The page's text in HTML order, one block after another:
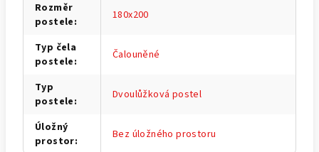
Rozměr
postele: 180x200
Typ čela
postele: Čalouněné
Typ
postele: Dvoulůžková postel
Úložný
prostor: Bez úložného prostoru